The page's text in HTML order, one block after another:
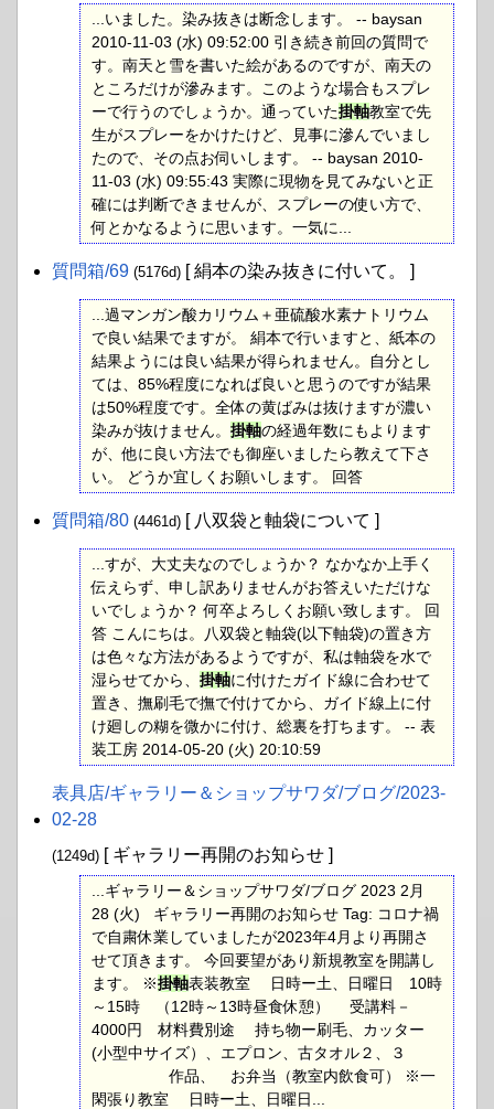
...いました。染み抜きは断念します。 -- baysan
2010-11-03 (水) 09:52:00 引き続き前回の質問で
す。南天と雪を書いた絵があるのですが、南天の
ところだけが滲みます。このような場合もスプレ
ーで行うのでしょうか。通っていた掛軸教室で先
生がスプレーをかけたけど、見事に滲んでいまし
たので、その点お伺いします。 -- baysan 2010-
11-03 (水) 09:55:43 実際に現物を見てみないと正
確には判断できませんが、スプレーの使い方で、
何とかなるように思います。一気に...
質問箱​/69 (5176d) [ 絹本の染み抜きに付いて。 ]
...過マンガン酸カリウム＋亜硫酸水素ナトリウム
で良い結果でますが。 絹本で行いますと、紙本の
結果ようには良い結果が得られません。自分とし
ては、85%程度になれば良いと思うのですが結果
は50%程度です。全体の黄ばみは抜けますが濃い
染みが抜けません。 掛軸の経過年数にもよります
が、他に良い方法でも御座いましたら教えて下さ
い。 どうか宜しくお願いします。 回答
質問箱​/80 (4461d) [ 八双袋と軸袋について ]
...すが、大丈夫なのでしょうか？ なかなか上手く
伝えらず、申し訳ありませんがお答えいただけな
いでしょうか？ 何卒よろしくお願い致します。 回
答 こんにちは。八双袋と軸袋(以下軸袋)の置き方
は色々な方法があるようですが、私は軸袋を水で
湿らせてから、 掛軸に付けたガイド線に合わせて
置き、撫刷毛で撫で付けてから、ガイド線上に付
け廻しの糊を微かに付け、総裏を打ちます。 -- 表
装工房 2014-05-20 (火) 20:10:59
表具店​/ギャラリー＆ショップサワダ​/ブログ​/2023-
02-28
(1249d) [ ギャラリー再開のお知らせ ]
...ギャラリー＆ショップサワダ/ブログ 2023 2月
28 (火) ギャラリー再開のお知らせ Tag: コロナ禍
で自粛休業していましたが2023年4月より再開さ
せて頂きます。 今回要望があり新規教室を開講し
ます。 ※掛軸表装教室 日時ー土、日曜日 10時
～15時 （12時～13時昼食休憩） 受講料－
4000円 材料費別途 持ち物ー刷毛、カッター
(小型中サイズ）、エプロン、古タオル２、３
作品、 お弁当（教室内飲食可） ※一
閑張り教室 日時ー土、日曜日...
click to expand contents